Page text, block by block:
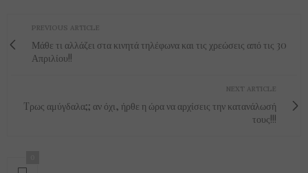
PREVIOUS ARTICLE
Μάθε τι αλλάζει στα κινητά τηλέφωνα και τις χρεώσεις από τις 30
Απριλίου!!
NEXT ARTICLE
Tρως αμύγδαλα;; αν όχι, ήρθε η ώρα να αρχίσεις την κατανάλωσή
τους!!!